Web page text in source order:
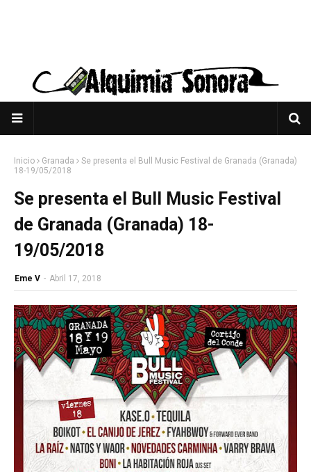
Inicio Granada
Se presenta el Bull Music Festival de Granada (Granada)
18-19/05/2018
Se presenta el Bull Music Festival
de Granada (Granada) 18-
19/05/2018
Eme V - Abril 17, 2018